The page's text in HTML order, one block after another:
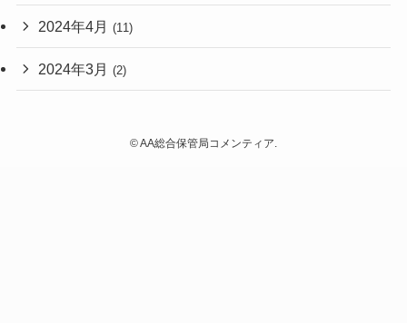
2024年4月 (11)
2024年3月 (2)
©AA総合保管局コメンティア.